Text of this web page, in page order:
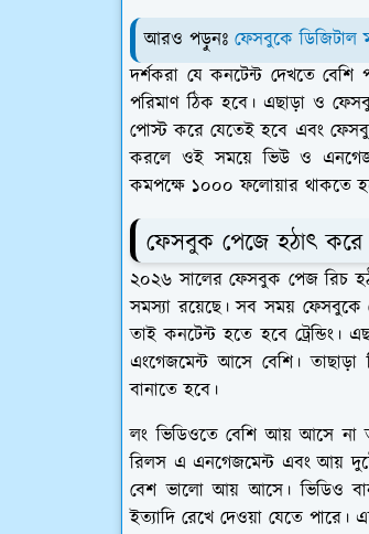
আরও পড়ুনঃ ফেসবুকে ডিজিটাল
দর্শকরা যে কনটেন্ট দেখতে বেশি
পরিমাণ ঠিক হবে। এছাড়া ও
পোস্ট করে যেতেই হবে এবং
করলে ওই সময়ে ভিউ ও
কমপক্ষে ১০০০ ফলোয়ার থাকতে
ফেসবুক পেজে হঠাৎ
২০২৬ সালের ফেসবুক পেজ রিচ
সমস্যা রয়েছে। সব সময় ফেসবুকে
তাই কনটেন্ট হতে হবে
এংগেজমেন্ট আসে বেশি। তাছাড়া
বানাতে হবে।
লং ভিডিওতে বেশি আয় আসে না
রিলস এ এনগেজমেন্ট এবং আয়
বেশ ভালো আয় আসে। ভিডিও
ইত্যাদি রেখে দেওয়া যেতে